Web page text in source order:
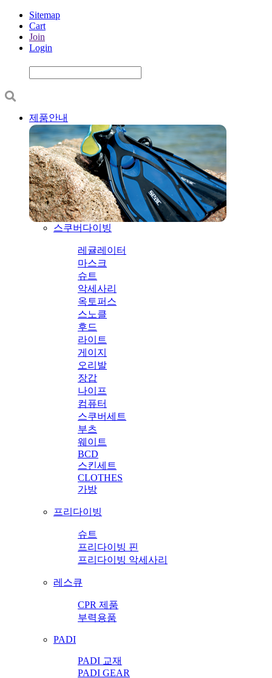
Sitemap
Cart
Join
Login
제품안내
스쿠버다이빙
레귤레이터
마스크
슈트
악세사리
옥토퍼스
스노클
후드
라이트
게이지
오리발
장갑
나이프
컴퓨터
스쿠버세트
부츠
웨이트
BCD
스킨세트
CLOTHES
가방
프리다이빙
슈트
프리다이빙 핀
프리다이빙 악세사리
레스큐
CPR 제품
부력용품
PADI
PADI 교재
PADI GEAR